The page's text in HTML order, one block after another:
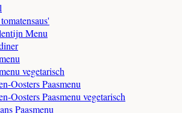
Menu
vegetarisch
Oosters Paasmenu
Oosters Paasmenu vegetarisch
Paasmenu